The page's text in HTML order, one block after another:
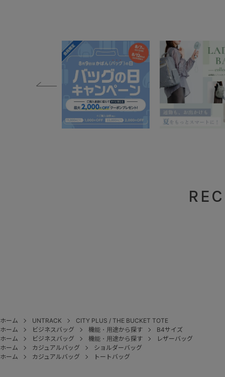
ホーム UNTRACK
CITY PLUS / THE BUCKET TOTE
ホーム
ビジネスバッグ 機能・用途から探す
B4サイズ
ホーム
ビジネスバッグ 機能・用途から探す
レザーバッグ
ホーム
カジュアルバッグ
ショルダーバッグ
ホーム
カジュアルバッグ トートバッグ